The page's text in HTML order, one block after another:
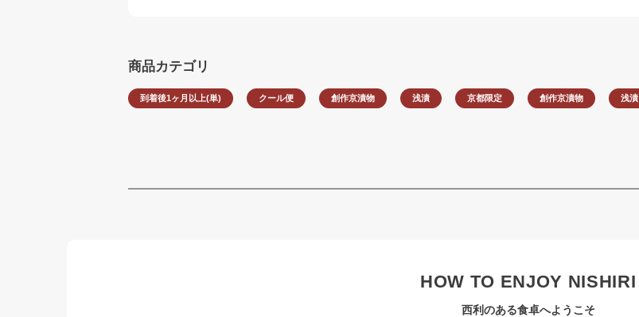
商品カテゴリ
到着後1ヶ月以上(単) クール便 創作京漬物 浅漬 京都限定 創作京漬物 浅漬
HOW TO ENJOY NISHIRI
西利のある食卓へようこそ